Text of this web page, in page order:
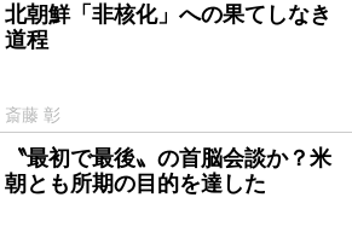
北朝鮮「非核化」への果てしなき
道程
斎藤 彰
〝最初で最後〟の首脳会談か？米
朝とも所期の目的を達した